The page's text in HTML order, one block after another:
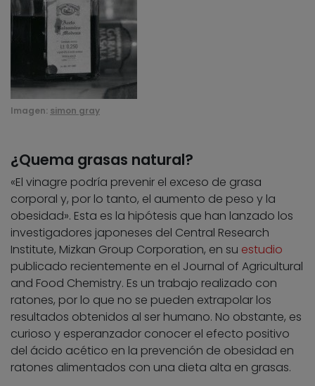
Imagen: simon gray
¿Quema grasas natural?
«El vinagre podría prevenir el exceso de grasa
corporal y, por lo tanto, el aumento de peso y la
obesidad». Esta es la hipótesis que han lanzado los
investigadores japoneses del Central Research
Institute, Mizkan Group Corporation, en su estudio
publicado recientemente en el Journal of Agricultural
and Food Chemistry. Es un trabajo realizado con
ratones, por lo que no se pueden extrapolar los
resultados obtenidos al ser humano. No obstante, es
curioso y esperanzador conocer el efecto positivo
del ácido acético en la prevención de obesidad en
ratones alimentados con una dieta alta en grasas.